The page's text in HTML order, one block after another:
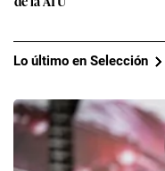
Lo último en Selección